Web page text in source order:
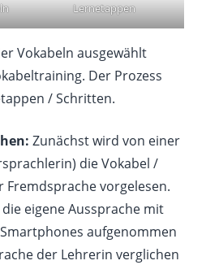
Lernetappen
Vokabeln ausgewählt
Der Prozess
/ Schritten.
Zunächst wird von einer
die Vokabel /
Fremdsprache vorgelesen.
eigene Aussprache mit
aufgenommen
der Lehrerin verglichen